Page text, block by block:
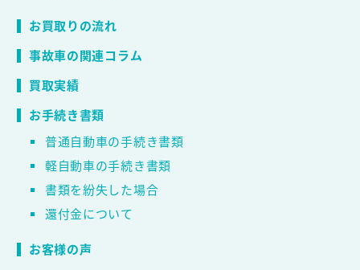
お買取りの流れ
事故車の関連コラム
買取実績
お手続き書類
普通自動車の手続き書類
軽自動車の手続き書類
書類を紛失した場合
還付金について
お客様の声